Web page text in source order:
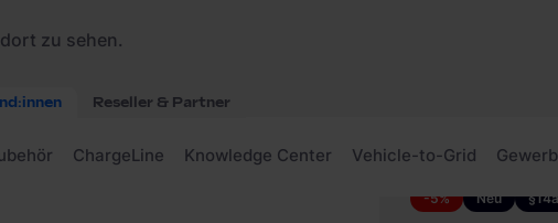
Socket 140.223 Wallbox
-5% Neu